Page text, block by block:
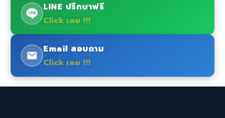
LINE ปรึกษาฟรี
Click เลย !!!
Email สอบถาม
Click เลย !!!